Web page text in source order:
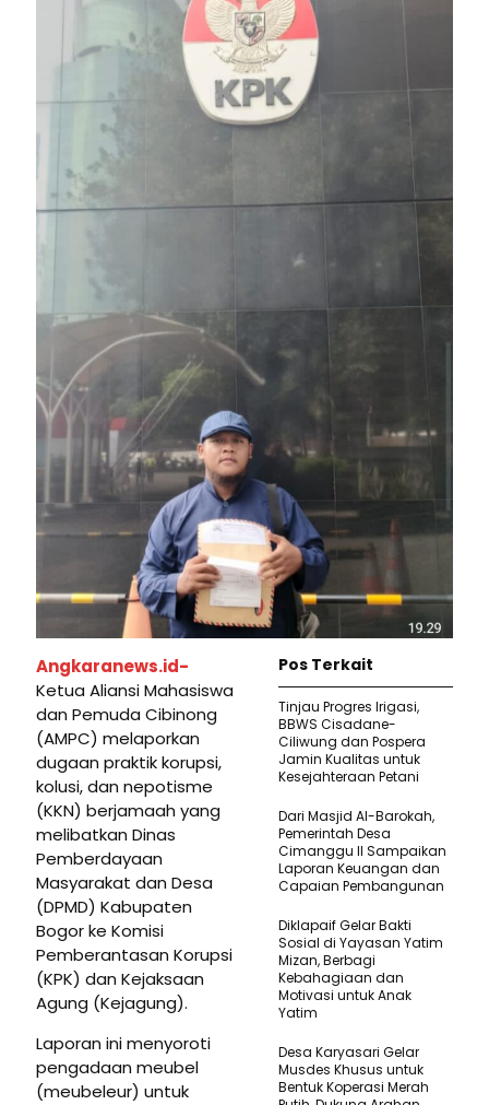
Angkaranews.id-
Ketua Aliansi Mahasiswa
dan Pemuda Cibinong
(AMPC) melaporkan
dugaan praktik korupsi,
kolusi, dan nepotisme
(KKN) berjamaah yang
melibatkan Dinas
Pemberdayaan
Masyarakat dan Desa
(DPMD) Kabupaten
Bogor ke Komisi
Pemberantasan Korupsi
(KPK) dan Kejaksaan
Agung (Kejagung).
Laporan ini menyoroti
pengadaan meubel
(meubeleur) untuk
Pos Terkait
Tinjau Progres Irigasi,
BBWS Cisadane-
Ciliwung dan Pospera
Jamin Kualitas untuk
Kesejahteraan Petani
Dari Masjid Al-Barokah,
Pemerintah Desa
Cimanggu II Sampaikan
Laporan Keuangan dan
Capaian Pembangunan
Diklapaif Gelar Bakti
Sosial di Yayasan Yatim
Mizan, Berbagi
Kebahagiaan dan
Motivasi untuk Anak
Yatim
Desa Karyasari Gelar
Musdes Khusus untuk
Bentuk Koperasi Merah